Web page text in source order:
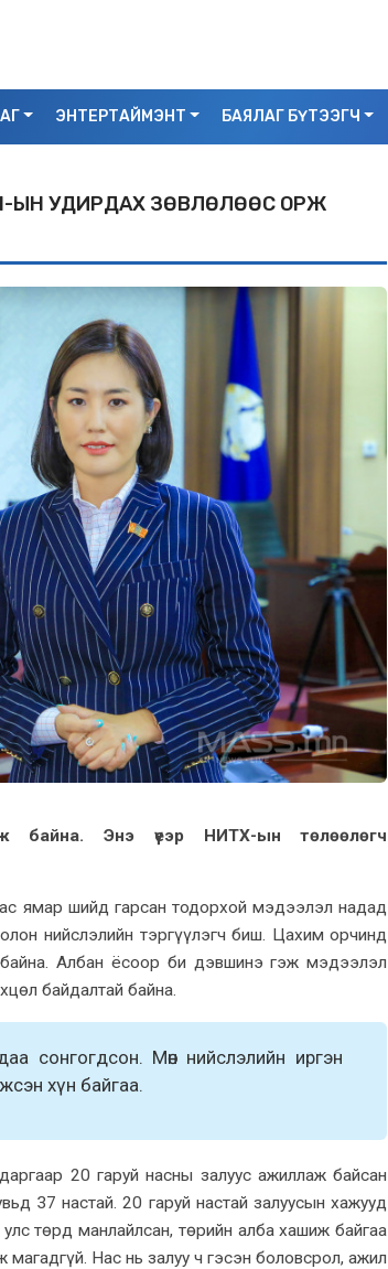
ЭНТЕРТАЙМЭНТ БАЯЛАГ БҮТЭЭГЧ
ЫН УДИРДАХ ЗӨВЛӨЛӨӨС ОРЖ
байна. Энэ үеэр НИТХ-ын төлөөлөгч
ямар шийд гарсан тодорхой мэдээлэл надад
нийслэлийн тэргүүлэгч биш. Цахим орчинд
Албан ёсоор би дэвшинэ гэж мэдээлэл
байдалтай байна.
сонгогдсон. Мөн нийслэлийн иргэн
хүн байгаа.
20 гаруй насны залуус ажиллаж байсан
37 настай. 20 гаруй настай залуусын хажууд
төрд манлайлсан, төрийн алба хашиж байгаа
Нас нь залуу ч гэсэн боловсрол, ажил
С.БАЯРБИЛЭГ: ДРАГОН ТӨВИЙН 3 ДАВХРААС
УНАСАН 25 НАСТАЙ ЭМЭГТЭЙ АМИА ХОРЛОСОН
БАЙЖ БОЛЗОШГҮЙ